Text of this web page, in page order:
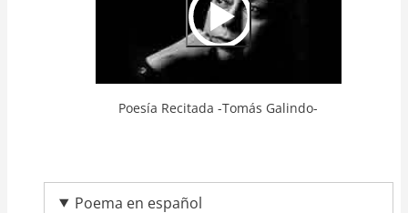
Poesía Recitada -Tomás Galindo-
Poema en español